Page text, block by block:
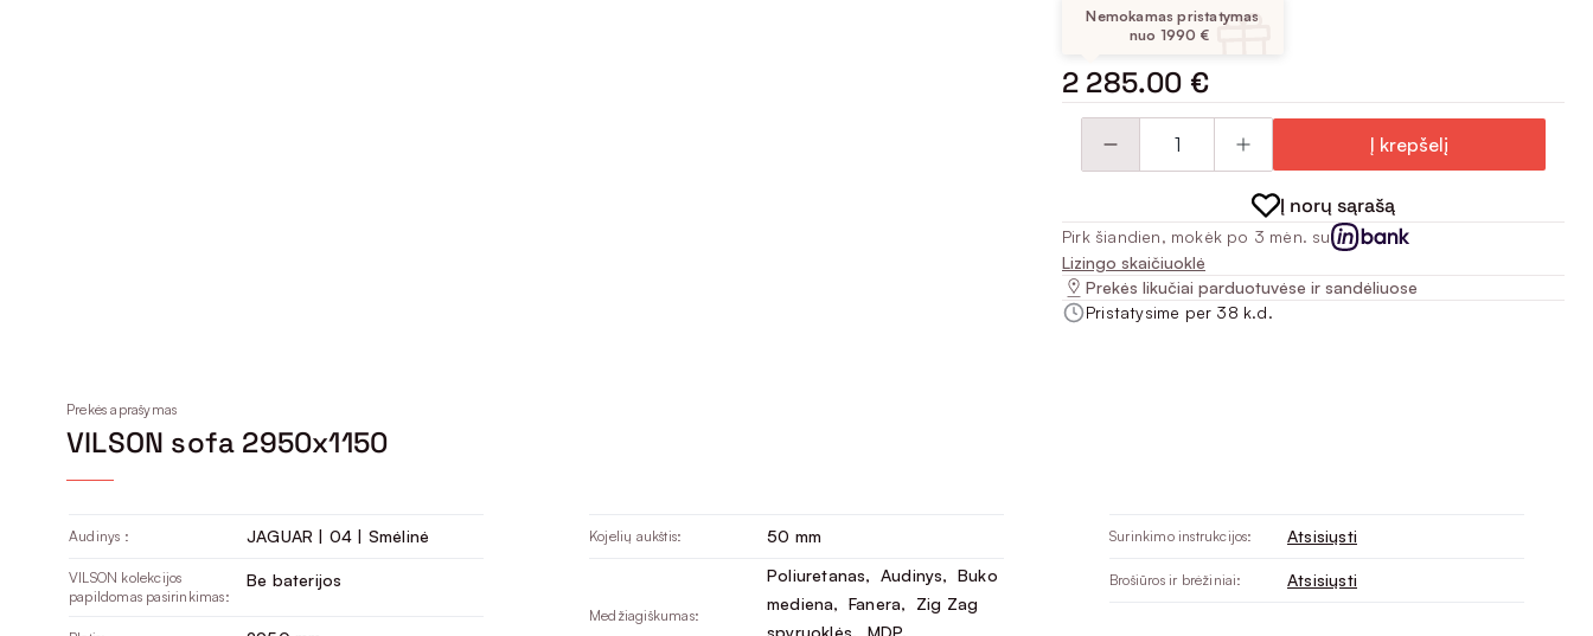
Nemokamas pristatymas
nuo 1990 €
2 285.00 €
Į krepšelį
Į norų sąrašą
Pirk šiandien, mokėk po 3 mėn. su
Lizingo skaičiuoklė
Prekės likučiai parduotuvėse ir sandėliuose
Pristatysime per 38 k.d.
Prekės aprašymas
VILSON sofa 2950x1150
Audinys : JAGUAR | 04 | Smėlinė
VILSON kolekcijos
papildomas pasirinkimas:
Be baterijos
Kojelių aukštis: 50 mm
Medžiagiškumas:
Poliuretanas, Audinys, Buko
mediena, Fanera,
Zig Zag
Surinkimo instrukcijos: Atsisiųsti
Brošiūros ir brėžiniai: Atsisiųsti